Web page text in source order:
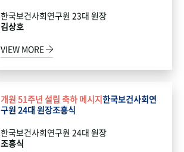
한국보건사회연구원 23대 원장
김상호
VIEW MORE
개원 51주년 설립 축하 메시지한국보건사회연
구원 24대 원장조흥식
한국보건사회연구원 24대 원장
조흥식